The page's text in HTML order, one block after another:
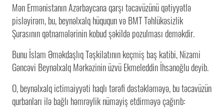
Mən Ermənistanın Azərbaycana qarşı təcavüzünü qətiyyətlə
pisləyirəm, bu, beynəlxalq hüququn və BMT Təhlükəsizlik
Şurasının qətnamələrinin kobud şəkildə pozulması deməkdir.
Bunu İslam Əməkdaşlıq Təşkilatının keçmiş baş katibi, Nizami
Gəncəvi Beynəlxalq Mərkəzinin üzvü Ekmeleddin İhsanoğlu deyib.
O, beynəlxalq ictimaiyyəti haqlı tərəfi dəstəkləməyə, bu təcavüzün
qurbanları ilə bağlı həmrəylik nümayiş etdirməyə çağırıb: